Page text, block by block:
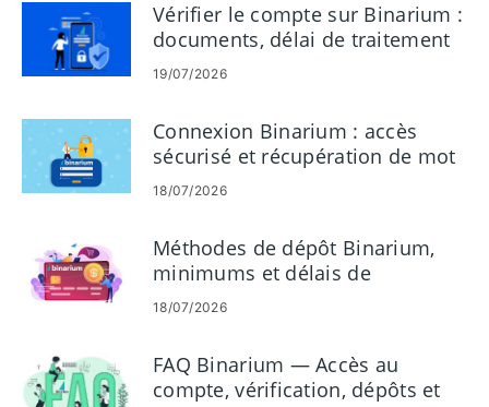
Vérifier le compte sur Binarium :
documents, délai de traitement
et conseils
19/07/2026
Connexion Binarium : accès
sécurisé et récupération de mot
de passe
18/07/2026
Méthodes de dépôt Binarium,
minimums et délais de
traitement
18/07/2026
FAQ Binarium — Accès au
compte, vérification, dépôts et